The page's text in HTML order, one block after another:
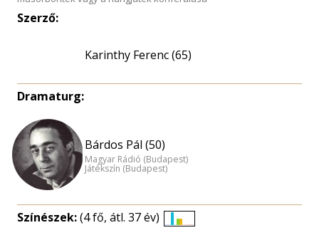
Szerző:
Karinthy Ferenc (65)
Dramaturg:
Bárdos Pál (50)
Magyar Rádió (Budapest)
Játékszín (Budapest)
Színészek:(4 fő, átl. 37 év)